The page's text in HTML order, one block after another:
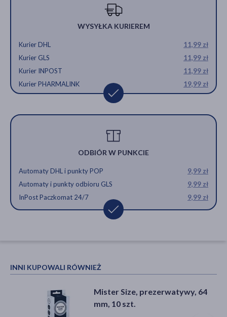
WYSYŁKA KURIEREM
Kurier DHL
11,99 zł
Kurier GLS
11,99 zł
Kurier INPOST
11,99 zł
Kurier PHARMALINK
19,99 zł
ODBIÓR W PUNKCIE
Automaty DHL i punkty POP
9,99 zł
Automaty i punkty odbioru GLS
9,99 zł
InPost Paczkomat 24/7
9,99 zł
INNI KUPOWALI RÓWNIEŻ
Mister Size, prezerwatywy, 64
mm, 10 szt.